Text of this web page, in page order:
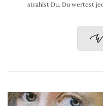
strahlst Du. Du wertest